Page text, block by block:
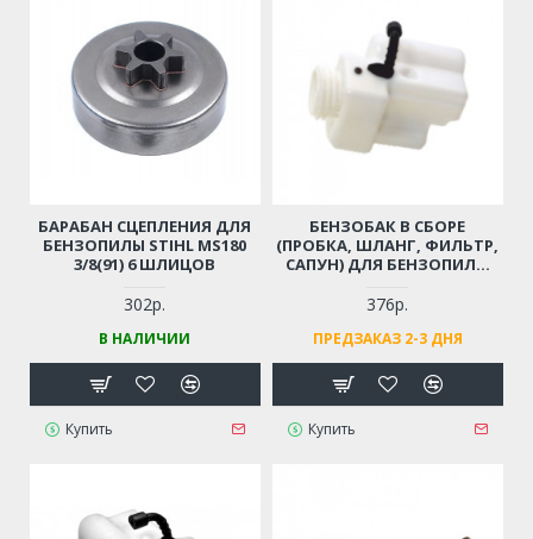
БАРАБАН СЦЕПЛЕНИЯ ДЛЯ
БЕНЗОПИЛЫ STIHL MS180
3/8(91) 6 ШЛИЦОВ
302р.
В НАЛИЧИИ
Купить
БЕНЗОБАК В СБОРЕ
(ПРОБКА, ШЛАНГ, ФИЛЬТР,
САПУН) ДЛЯ БЕНЗОПИЛЫ
376р.
ПРЕДЗАКАЗ 2-3 ДНЯ
Купить